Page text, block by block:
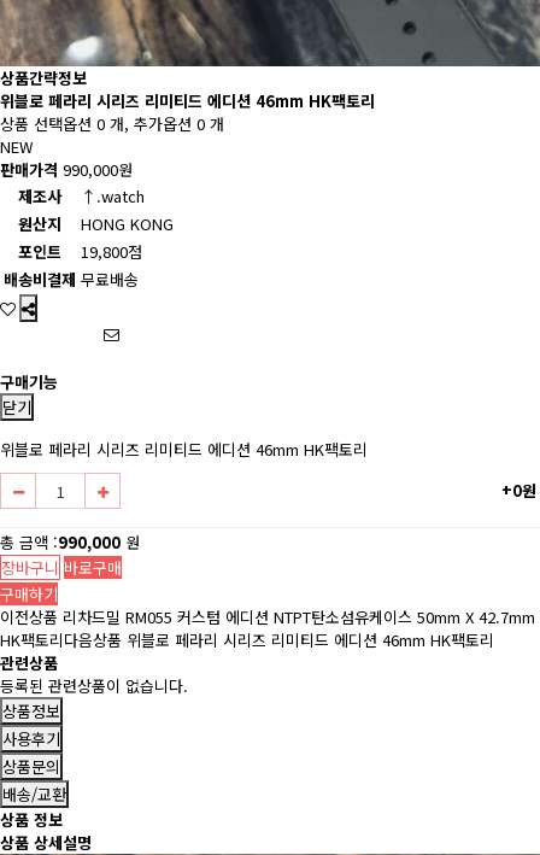
상품간략정보
위블로 페라리 시리즈 리미티드 에디션 46mm HK팩토리
상품 선택옵션 0 개, 추가옵션 0 개
NEW
판매가격 990,000원
제조사
↑.watch
원산지
HONG KONG
포인트
19,800점
배송비결제 무료배송
구매기능
닫기
위블로 페라리 시리즈 리미티드 에디션 46mm HK팩토리
+0원
총 금액 :990,000 원
장바구니 바로구매
구매하기
이전상품 리차드밀 RM055 커스텀 에디션 NTPT탄소섬유케이스 50mm X 42.7mm
HK팩토리다음상품 위블로 페라리 시리즈 리미티드 에디션 46mm HK팩토리
관련상품
등록된 관련상품이 없습니다.
상품정보
사용후기
상품문의
배송/교환
상품 정보
상품 상세설명